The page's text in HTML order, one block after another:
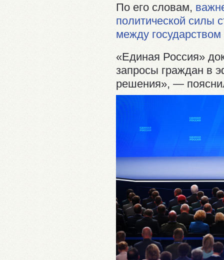
По его словам,
политической силы
между
«Единая Россия»
запросы граждан в
решения», —